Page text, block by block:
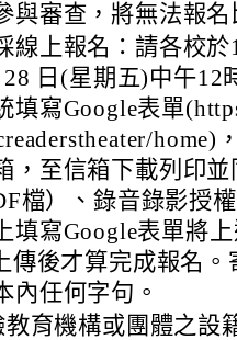
與審查，將無法報名
線上報名：請各校
日(星期五)中午12
填寫Google表單
，至信箱下載列印
檔）、錄音錄影授
填寫Google表單將
傳後才算完成報名
內任何字句。
育機構或團體之設